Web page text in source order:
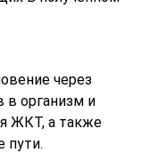
через
в организм и
ЖКТ, а также
пути.